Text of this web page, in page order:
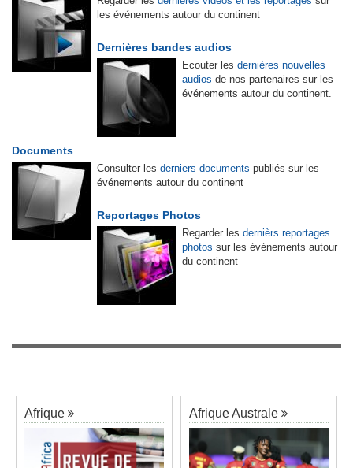
les événements autour du continent
Dernières bandes audios
Ecouter les dernières nouvelles
audios de nos partenaires sur les
événements autour du continent.
Documents
Consulter les derniers documents publiés sur les
événements autour du continent
Reportages Photos
Regarder les dernièrs reportages
photos sur les événements autour
du continent
Afrique Afrique Australe